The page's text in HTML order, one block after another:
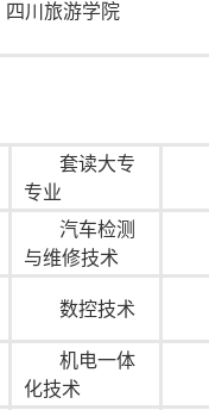
四川旅游学院
套读大专
专业
汽车检测
与维修技术
数控技术
机电一体
化技术